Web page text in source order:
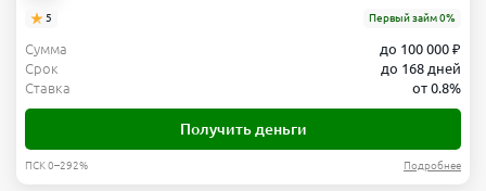
5 Первый займ 0%
Сумма
до 100 000 ₽
Срок
до 168 дней
Ставка
от 0.8%
Получить деньги
ПСК 0–292% Подробнее